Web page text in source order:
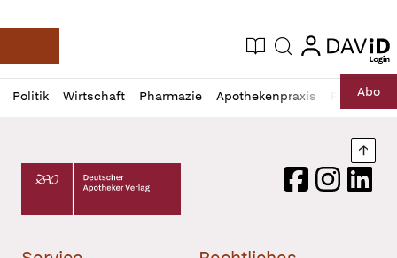
Deutsche Apotheker Zeitung
Aktuelle Ausgabe
Suche login
login
Politik Wirtschaft Pharmazie Apothekenpraxis RechtAbo
Profil
öffnen
Daz
Pur
Deutscher Apotheker Verlag Logo
FacebookInstagram